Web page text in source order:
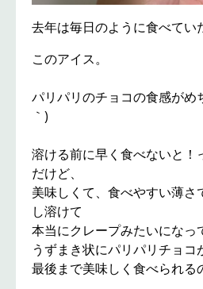
去年は毎日のように食べてい
このアイス。
パリパリのチョコの食感がめ
｀)
溶ける前に早く食べないと！
だけど、
美味しくて、食べやすい薄さ
し溶けて
本当にクレープみたいになっ
うずまき状にパリパリチョコ
最後まで美味しく食べられる